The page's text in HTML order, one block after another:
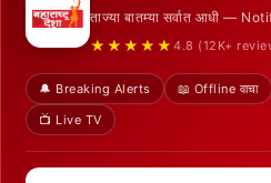
ताज्या बातम्या सर्वात आधी —
★★★★★ 4.8 (12K+
🔔 Breaking Alerts 📖 Offline वाचा
📺 Live TV